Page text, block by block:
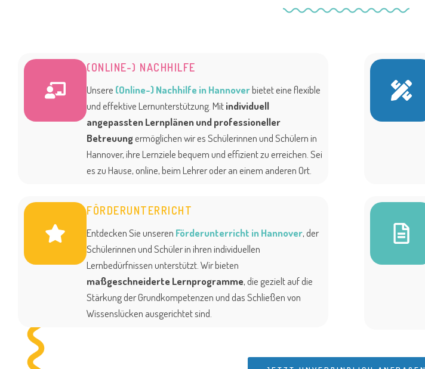
(ONLINE-) NACHHILFE
Unsere (Online-) Nachhilfe in Hannoverbietet eine flexible
und effektive Lernunterstützung. Mitindividuell
angepassten Lernplänen und professioneller
Betreuungermöglichen wir es Schülerinnen und Schülern in
Hannover, ihre Lernziele bequem und effizient zu erreichen. Sei
es zu Hause, online, beim Lehrer oder an einem anderen Ort.
FÖRDERUNTERRICHT
Entdecken Sie unseren Förderunterricht in Hannover, der
Schülerinnen und Schüler in ihren individuellen
Lernbedürfnissen unterstützt. Wir bieten
maßgeschneiderte Lernprogramme, die gezielt auf die
Stärkung der Grundkompetenzen und das Schließen von
Wissenslücken ausgerichtet sind.